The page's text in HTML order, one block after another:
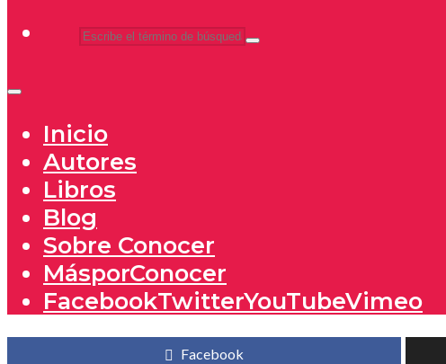
Inicio
Autores
Libros
Blog
Sobre Conocer
MásporConocer
FacebookTwitterYouTubeVimeo
Facebook